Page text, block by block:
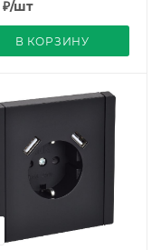
₽/шт
В КОРЗИНУ